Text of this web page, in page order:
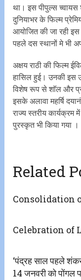
था। इस पीपुल्स
दुनियाभर के फिल्म
आयोजित की जा रही इस
पहले दस स्थानों मे भी
अक्षय राठी की फिल्म
हासिल हुई। उनकी इस
विशेष रूप से शाॅल और
इसके अलावा महर्षि
राज्य स्तरीय कार्यक्रम
पुरस्कृत भी किया गया ।
Related
Consolidation
Celebration of
‘पंद्रह साल पहले
14 जनवरी को पोंगल